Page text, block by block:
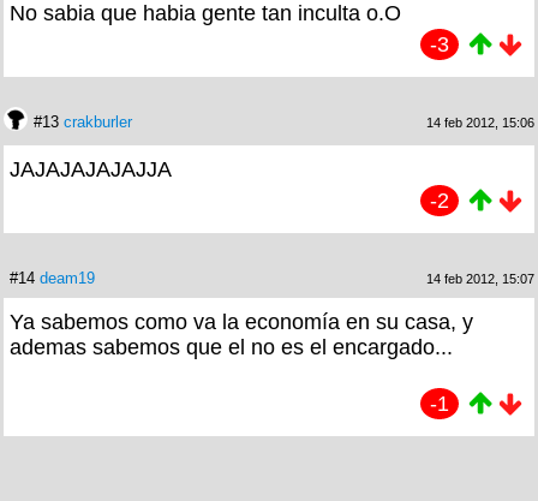
No sabia que habia gente tan inculta o.O
-3
#13 crakburler 14 feb 2012, 15:06
JAJAJAJAJAJJA
-2
#14 deam19 14 feb 2012, 15:07
Ya sabemos como va la economía en su casa, y
ademas sabemos que el no es el encargado...
-1